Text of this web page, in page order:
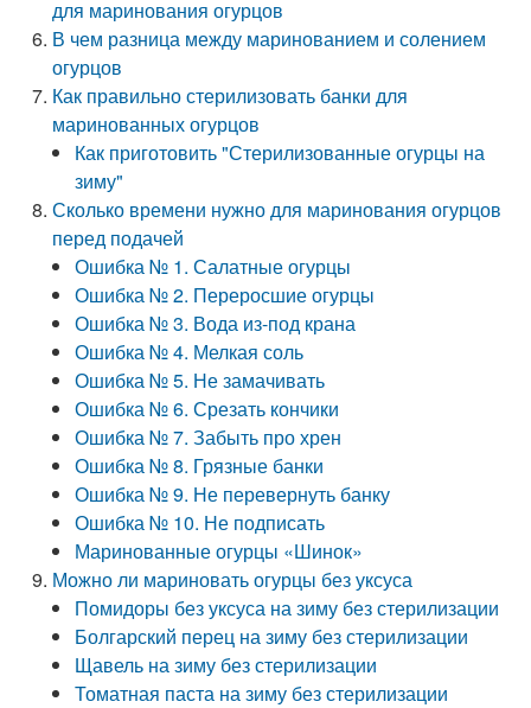
для маринования огурцов
В чем разница между маринованием и солением
огурцов
Как правильно стерилизовать банки для
маринованных огурцов
Как приготовить "Стерилизованные огурцы на
зиму"
Сколько времени нужно для маринования огурцов
перед подачей
Ошибка № 1. Салатные огурцы
Ошибка № 2. Переросшие огурцы
Ошибка № 3. Вода из-под крана
Ошибка № 4. Мелкая соль
Ошибка № 5. Не замачивать
Ошибка № 6. Срезать кончики
Ошибка № 7. Забыть про хрен
Ошибка № 8. Грязные банки
Ошибка № 9. Не перевернуть банку
Ошибка № 10. Не подписать
Маринованные огурцы «Шинок»
Можно ли мариновать огурцы без уксуса
Помидоры без уксуса на зиму без стерилизации
Болгарский перец на зиму без стерилизации
Щавель на зиму без стерилизации
Томатная паста на зиму без стерилизации